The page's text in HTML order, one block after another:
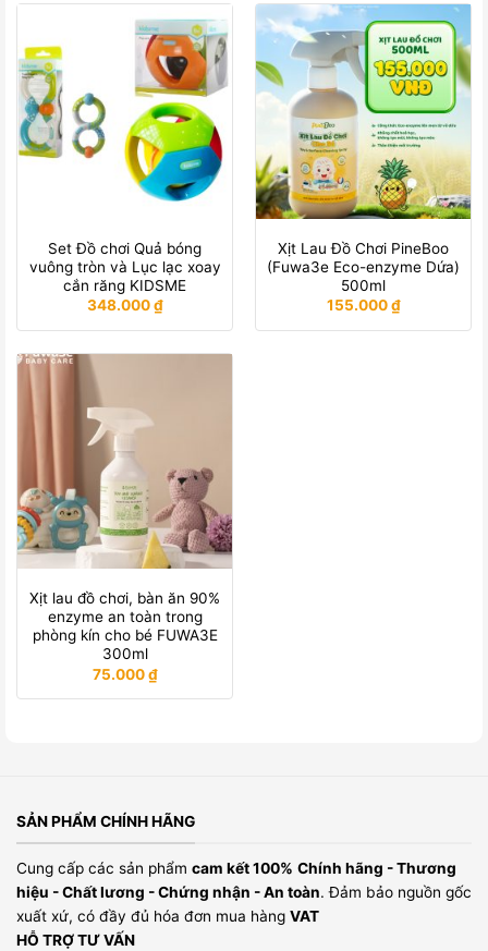
Set Đồ chơi Quả bóng
vuông tròn và Lục lạc xoay
cắn răng KIDSME
348.000₫
Xịt Lau Đồ Chơi PineBoo
(Fuwa3e Eco-enzyme Dứa)
500ml
155.000₫
Xịt lau đồ chơi, bàn ăn 90%
enzyme an toàn trong
phòng kín cho bé FUWA3E
300ml
75.000₫
SẢN PHẨM CHÍNH HÃNG
Cung cấp các sản phẩm cam kết 100% Chính hãng - Thương
hiệu - Chất lương - Chứng nhận - An toàn. Đảm bảo nguồn gốc
xuất xứ, có đầy đủ hóa đơn mua hàng VAT
HỖ TRỢ TƯ VẤN